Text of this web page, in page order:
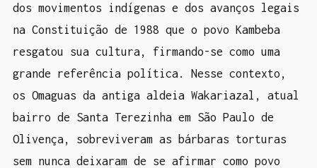
dos movimentos indígenas e dos avanços legais
na Constituição de 1988 que o povo Kambeba
resgatou sua cultura, firmando-se como uma
grande referência política. Nesse contexto,
os Omaguas da antiga aldeia Wakariazal, atual
bairro de Santa Terezinha em São Paulo de
Olivença, sobreviveram as bárbaras torturas
sem nunca deixaram de se afirmar como povo